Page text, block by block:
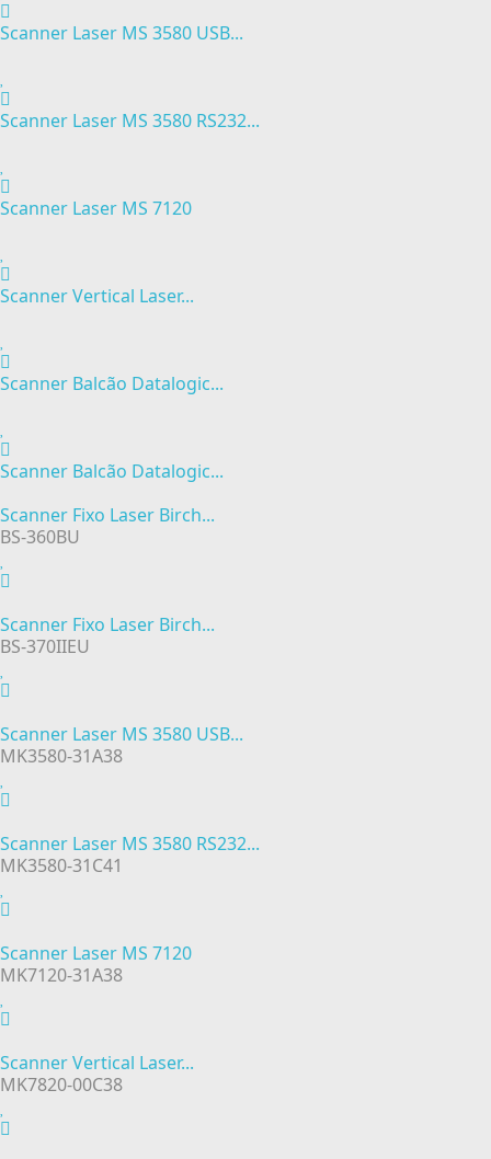
Scanner Laser MS 3580 USB...
Scanner Laser MS 3580 RS232...
Scanner Laser MS 7120
Scanner Vertical Laser...
Scanner Balcão Datalogic...
Scanner Balcão Datalogic...
Scanner Fixo Laser Birch...
BS-360BU
Scanner Fixo Laser Birch...
BS-370IIEU
Scanner Laser MS 3580 USB...
MK3580-31A38
Scanner Laser MS 3580 RS232...
MK3580-31C41
Scanner Laser MS 7120
MK7120-31A38
Scanner Vertical Laser...
MK7820-00C38